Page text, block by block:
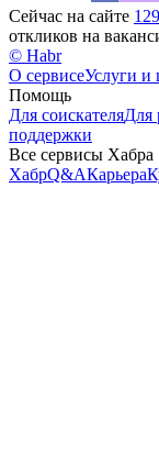
Сейчас на сайте
откликов на
© Habr
О сервисеУслуги и
Помощь
Для соискателяДля
поддержки
Все сервисы Хабра
ХабрQ&AКарьера